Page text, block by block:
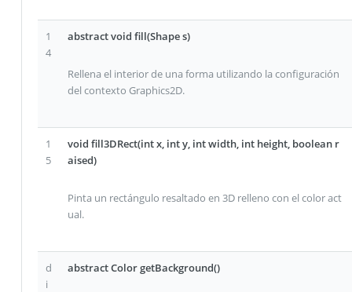
1
4
abstract void fill(Shape s)
Rellena el interior de una forma utilizando la configuración
del contexto Graphics2D.
1
5
void fill3DRect(int x, int y, int width, int height, boolean r
aised)
Pinta un rectángulo resaltado en 3D relleno con el color act
ual.
d
i
abstract Color getBackground()